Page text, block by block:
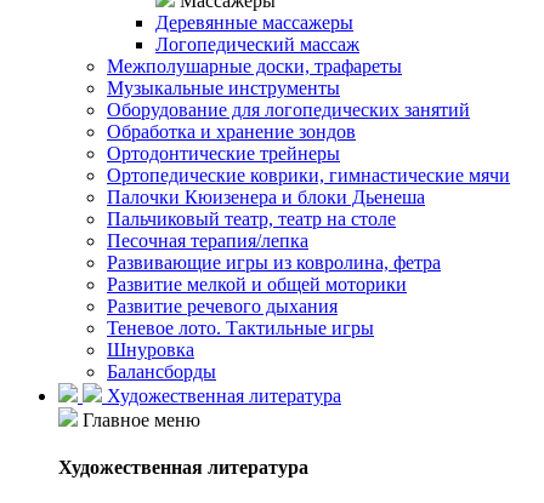
Деревянные массажеры
Логопедический массаж
Межполушарные доски, трафареты
Музыкальные инструменты
Оборудование для логопедических занятий
Обработка и хранение зондов
Ортодонтические трейнеры
Ортопедические коврики, гимнастические мячи
Палочки Кюизенера и блоки Дьенеша
Пальчиковый театр, театр на столе
Песочная терапия/лепка
Развивающие игры из ковролина, фетра
Развитие мелкой и общей моторики
Развитие речевого дыхания
Теневое лото. Тактильные игры
Шнуровка
Балансборды
Художественная литература
Главное меню
Художественная литература